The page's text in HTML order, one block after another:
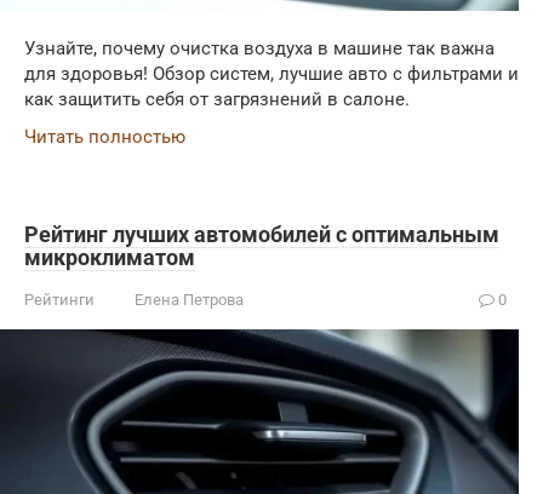
Узнайте, почему очистка воздуха в машине так важна
для здоровья! Обзор систем, лучшие авто с фильтрами и
как защитить себя от загрязнений в салоне.
Читать полностью
Рейтинг лучших автомобилей с оптимальным
микроклиматом
Рейтинги Елена Петрова 0